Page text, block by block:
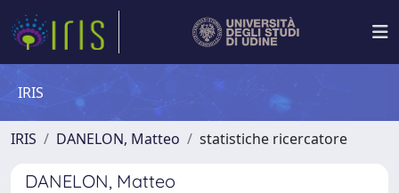
IRIS
IRIS DANELON, Matteo statistiche ricercatore
DANELON, Matteo